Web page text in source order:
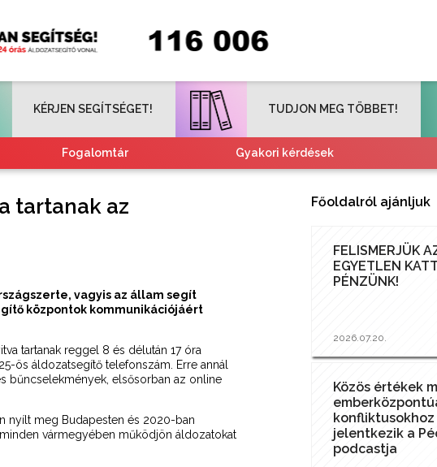
KÉRJEN SEGÍTSÉGET! TUDJON MEG TÖBBET!
Fogalomtár Gyakori kérdések
tartanak az
vagyis az állam segít
központok kommunikációjáért
tartanak reggel 8 és délután 17 óra
ös áldozatsegítő telefonszám. Erre annál
bűncselekmények, elsősorban az online
nyílt meg Budapesten és 2020-ban
vármegyében működjön áldozatokat
Főoldalról ajánljuk
FELISMERJÜK
EGYETLEN
PÉNZÜNK!
2026.07.20.
Közös értékek
jelentkezik a
podcastja